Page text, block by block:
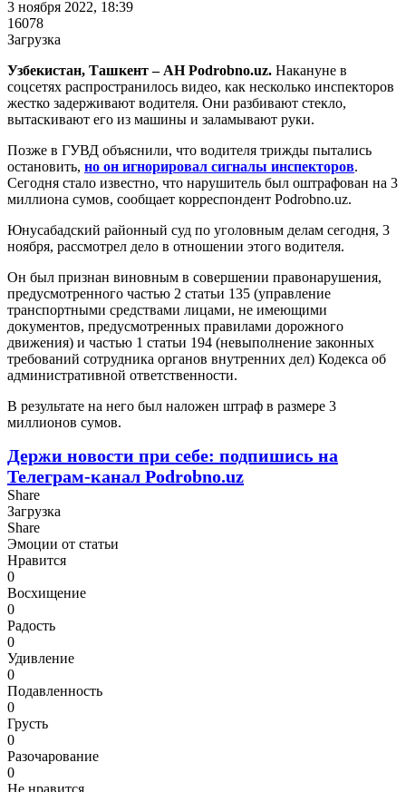
3 ноября 2022, 18:39
16078
Загрузка
Узбекистан, Ташкент – АН Podrobno.uz. Накануне в
соцсетях распространилось видео, как несколько инспекторов
жестко задерживают водителя. Они разбивают стекло,
вытаскивают его из машины и заламывают руки.
Позже в ГУВД объяснили, что водителя трижды пытались
остановить, но он игнорировал сигналы инспекторов.
Сегодня стало известно, что нарушитель был оштрафован на 3
миллиона сумов, сообщает корреспондент Podrobno.uz.
Юнусабадский районный суд по уголовным делам сегодня, 3
ноября, рассмотрел дело в отношении этого водителя.
Он был признан виновным в совершении правонарушения,
предусмотренного частью 2 статьи 135 (управление
транспортными средствами лицами, не имеющими
документов, предусмотренных правилами дорожного
движения) и частью 1 статьи 194 (невыполнение законных
требований сотрудника органов внутренних дел) Кодекса об
административной ответственности.
В результате на него был наложен штраф в размере 3
миллионов сумов.
Держи новости при себе: подпишись на
Телеграм-канал Podrobno.uz
Share
Загрузка
Share
Эмоции от статьи
Нравится
0
Восхищение
0
Радость
0
Удивление
0
Подавленность
0
Грусть
0
Разочарование
0
Не нравится